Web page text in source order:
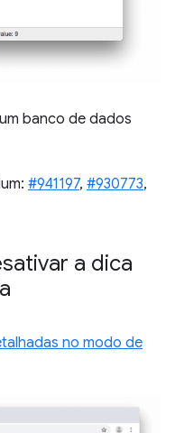
banco de dados
#941197, #930773,
a dica
no modo de